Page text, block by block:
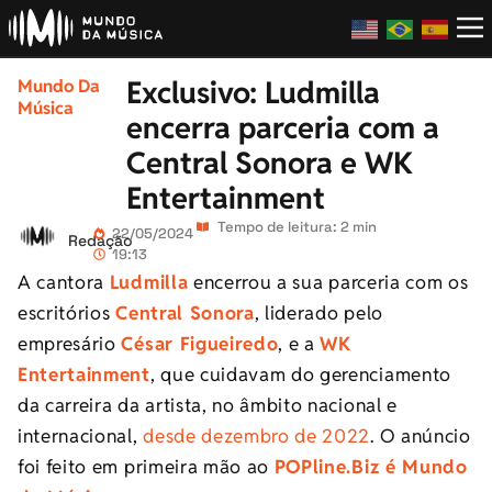
Mundo Da
Música
Exclusivo: Ludmilla
encerra parceria com a
Central Sonora e WK
Entertainment
Redação22/05/2024
19:13
Tempo de leitura: 2 min
A cantora Ludmilla encerrou a sua parceria com os
escritóriosCentral Sonora, liderado pelo
empresárioCésar Figueiredo, e aWK
Entertainment, que cuidavam do gerenciamento
da carreira da artista, no âmbito nacional e
internacional,desde dezembro de 2022. O anúncio
foi feito em primeira mão ao POPline.Biz é Mundo